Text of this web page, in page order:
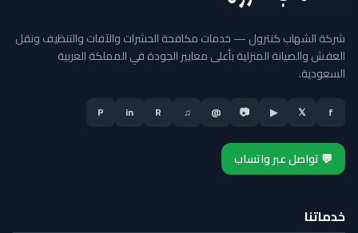
شركة الشهاب كنترول — خدمات مكافحة الحشرات والآفات والتنظيف ونقل
العفش والصيانة المنزلية بأعلى معايير الجودة في المملكة العربية
السعودية.
f
𝕏
▶
📷
@
♫
R
in
P
💬 تواصل عبر واتساب
خدماتنا